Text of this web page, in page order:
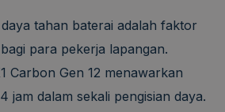
tahan baterai adalah faktor
para pekerja lapangan.
Carbon Gen 12 menawarkan
jam dalam sekali pengisian daya.